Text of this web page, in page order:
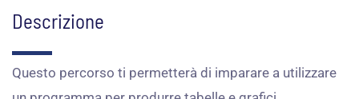
Descrizione
Questo percorso ti permetterà di imparare a utilizzare